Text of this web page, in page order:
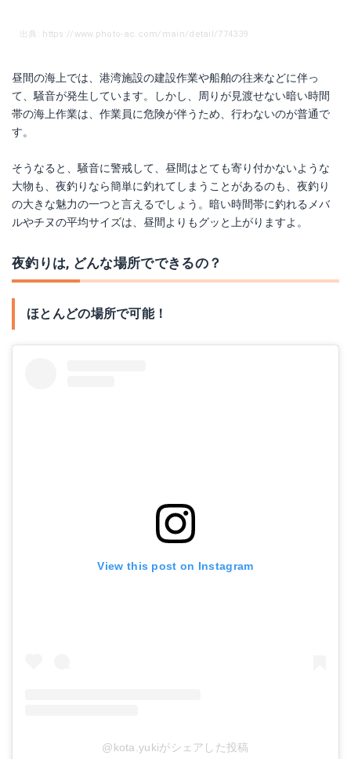
出典: https://www.photo-ac.com/main/detail/774339
昼間の海上では、港湾施設の建設作業や船舶の往来などに伴っ
て、騒音が発生しています。しかし、周りが見渡せない暗い時間
帯の海上作業は、作業員に危険が伴うため、行わないのが普通で
す。
そうなると、騒音に警戒して、昼間はとても寄り付かないような
大物も、夜釣りなら簡単に釣れてしまうことがあるのも、夜釣り
の大きな魅力の一つと言えるでしょう。暗い時間帯に釣れるメバ
ルやチヌの平均サイズは、昼間よりもグッと上がりますよ。
夜釣りは, どんな場所でできるの？
ほとんどの場所で可能！
View this post on Instagram
@kota.yukiがシェアした投稿